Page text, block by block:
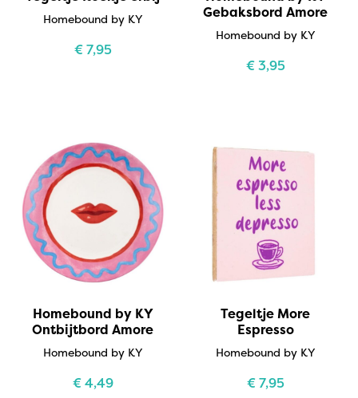
Homebound by KY
€7,95
Gebaksbord Amore
Homebound by KY
€3,95
Homebound by KY
Ontbijtbord Amore
Homebound by KY
€4,49
Tegeltje More
Espresso
Homebound by KY
€7,95